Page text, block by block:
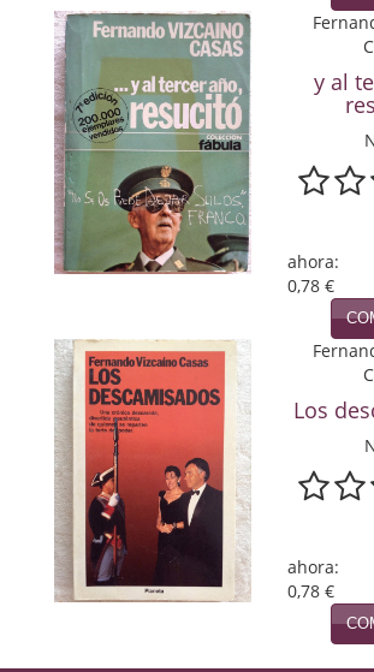
Terror
Terrorismo
Varios
Viajes
Viajesç
y al
ahora:
0,78 €
Los
ahora:
0,78 €